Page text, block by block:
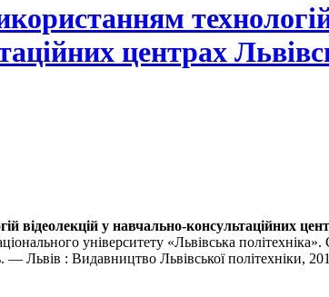
центрах
відеолекцій у навчально-консультаційних
університету «Львівська політехніка».
— Львів : Видавництво Львівської політехніки,